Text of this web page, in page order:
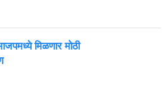
मिळणार मोठी